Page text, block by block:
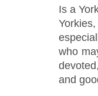
Is a
who
and